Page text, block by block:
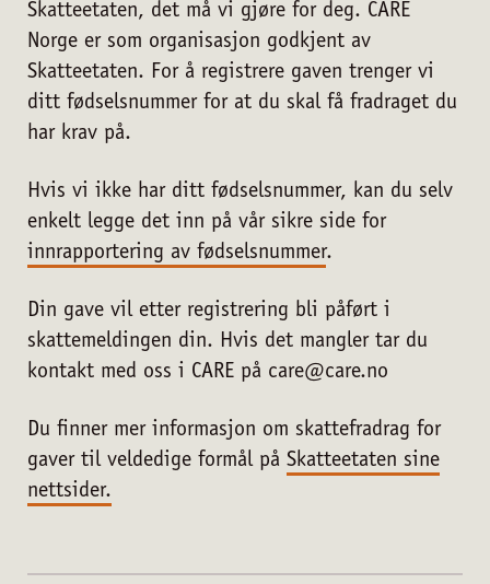
Skatteetaten, det må vi gjøre for deg. CARE
Norge er som organisasjon godkjent av
Skatteetaten. For å registrere gaven trenger vi
ditt fødselsnummer for at du skal få fradraget du
har krav på.
Hvis vi ikke har ditt fødselsnummer, kan du selv
enkelt legge det inn på vår sikre side for
innrapportering av fødselsnummer.
Din gave vil etter registrering bli påført i
skattemeldingen din. Hvis det mangler tar du
kontakt med oss i CARE på care@care.no
Du finner mer informasjon om skattefradrag for
gaver til veldedige formål på Skatteetaten sine
nettsider.